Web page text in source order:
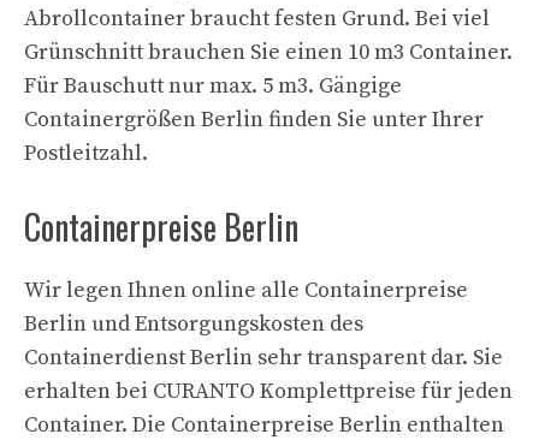
Abrollcontainer braucht festen Grund. Bei viel
Grünschnitt brauchen Sie einen 10 m3 Container.
Für Bauschutt nur max. 5 m3. Gängige
Containergrößen Berlin finden Sie unter Ihrer
Postleitzahl.
Containerpreise Berlin
Wir legen Ihnen online alle Containerpreise
Berlin und Entsorgungskosten des
Containerdienst Berlin sehr transparent dar. Sie
erhalten bei CURANTO Komplettpreise für jeden
Container. Die Containerpreise Berlin enthalten